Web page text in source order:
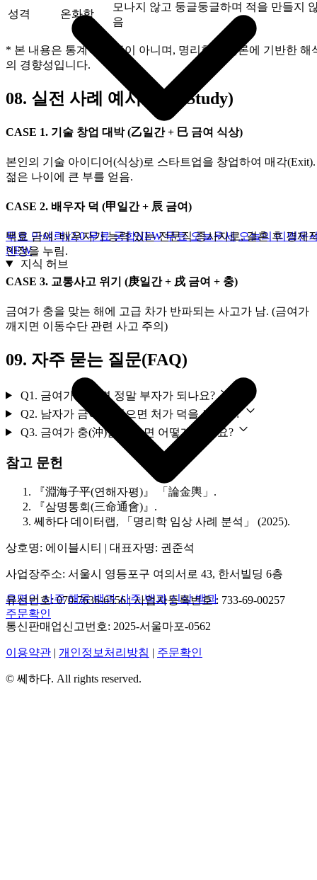
무료 만세력v2.0 무료 궁합NEW 무료 오늘운세 오늘의 띠별운
NEW
지식 허브
유명인 사주 해몽 백과 사주 백과 신살 백과
주문확인
성격 온화함
모나지 않고 둥글둥글하며 적을 만들지
음
* 본 내용은 통계적 확증이 아니며, 명리학적 이론에 기반한 해
의 경향성입니다.
08. 실전 사례 예시(Case Study)
CASE 1. 기술 창업 대박 (乙일간 + 巳 금여 식상)
본인의 기술 아이디어(식상)로 스타트업을 창업하여 매각(Exit).
젊은 나이에 큰 부를 얻음.
CASE 2. 배우자 덕 (甲일간 + 辰 금여)
백호 금여. 배우자가 능력 있는 전문직 종사자로, 결혼 후 경제
안정을 누림.
CASE 3. 교통사고 위기 (庚일간 + 戌 금여 + 충)
금여가 충을 맞는 해에 고급 차가 반파되는 사고가 남. (금여가
깨지면 이동수단 관련 사고 주의)
09. 자주 묻는 질문(FAQ)
Q1. 금여가 있으면 정말 부자가 되나요?
Q2. 남자가 금여가 있으면 처가 덕을 보나요?
Q3. 금여가 충(沖)을 맞으면 어떻게 되나요?
참고 문헌
『淵海子平(연해자평)』 「論金輿」.
『삼명통회(三命通會)』.
쎄하다 데이터랩, 「명리학 임상 사례 분석」 (2025).
상호명: 에이블시티 | 대표자명: 권준석
사업장주소: 서울시 영등포구 여의서로 43, 한서빌딩 6층
유선번호: 070‑7636‑6556 | 사업자등록번호 : 733‑69‑00257
통신판매업신고번호: 2025‑서울마포‑0562
이용약관 | 개인정보처리방침 | 주문확인
© 쎄하다. All rights reserved.